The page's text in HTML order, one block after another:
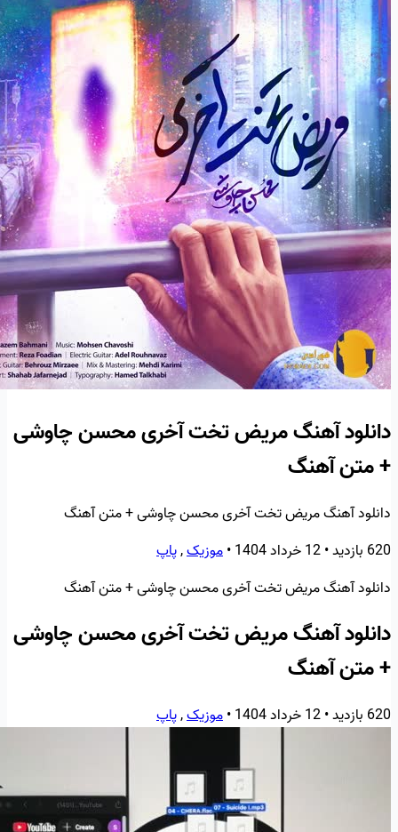
دانلود آهنگ مریض تخت آخری محسن چاوشی
+ متن آهنگ
دانلود آهنگ مریض تخت آخری محسن چاوشی + متن آهنگ
620 بازدید
•12 خرداد 1404 •موزیک,پاپ
دانلود آهنگ مریض تخت آخری محسن چاوشی + متن آهنگ
دانلود آهنگ مریض تخت آخری محسن چاوشی
+ متن آهنگ
620 بازدید •12 خرداد 1404 •موزیک,پاپ